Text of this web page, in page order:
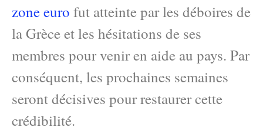
zone euro fut atteinte par les déboires de
la Grèce et les hésitations de ses
membres pour venir en aide au pays. Par
conséquent, les prochaines semaines
seront décisives pour restaurer cette
crédibilité.